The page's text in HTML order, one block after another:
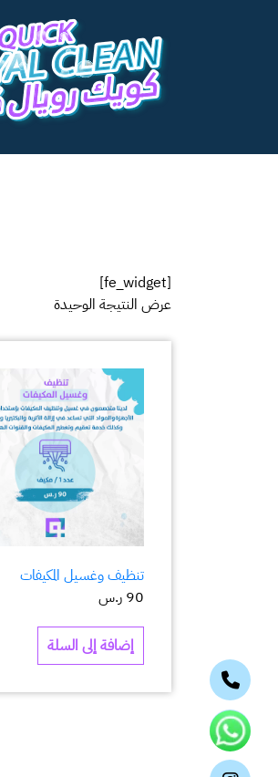
[fe_widget]
عرض النتيجة الوحيدة
تنظيف وغسيل المكيفات
90 ر.س
إضافة إلى السلة